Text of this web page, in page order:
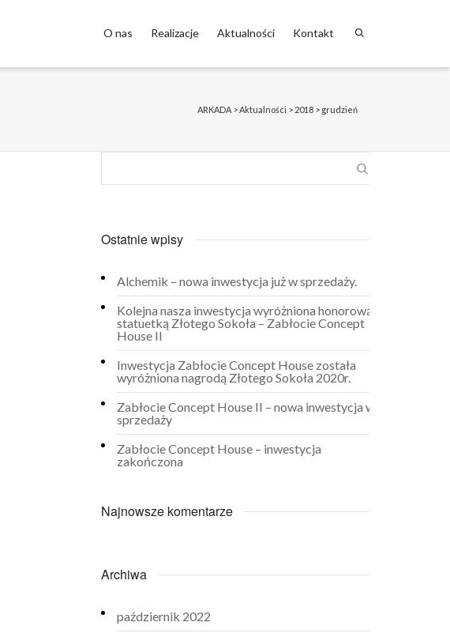
O nas Realizacje Aktualności Kontakt
ARKADA >Aktualności > 2018 > grudzień
Ostatnie wpisy
Alchemik – nowa inwestycja już w sprzedaży.
Kolejna nasza inwestycja wyróżniona honorową
statuetką Złotego Sokoła – Zabłocie Concept
House II
Inwestycja Zabłocie Concept House została
wyróżniona nagrodą Złotego Sokoła 2020r.
Zabłocie Concept House II – nowa inwestycja w
sprzedaży
Zabłocie Concept House – inwestycja
zakończona
Najnowsze komentarze
Archiwa
październik 2022